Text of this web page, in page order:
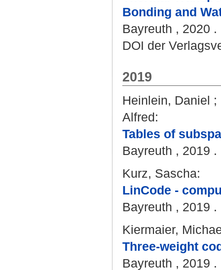
Bonding and
Bayreuth , 2020 .
DOI der
2019
Heinlein, Daniel ;
Alfred:
Tables of
Bayreuth , 2019 .
Kurz, Sascha:
LinCode -
Bayreuth , 2019 .
Kiermaier,
Three-weight
Bayreuth , 2019 .